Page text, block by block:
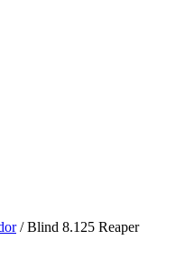
/ Blind 8.125 Reaper